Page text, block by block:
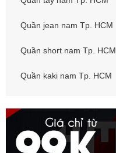
Quần jean nam Tp. HCM
Quần short nam Tp. HCM
Quần kaki nam Tp. HCM